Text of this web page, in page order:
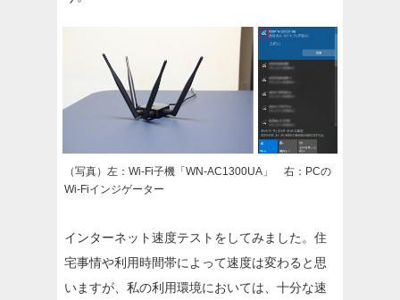
（写真）左：Wi-Fi子機「WN-AC1300UA」 右：PCの
Wi-Fiインジゲーター
インターネット速度テストをしてみました。住
宅事情や利用時間帯によって速度は変わると思
いますが、私の利用環境においては、十分な速